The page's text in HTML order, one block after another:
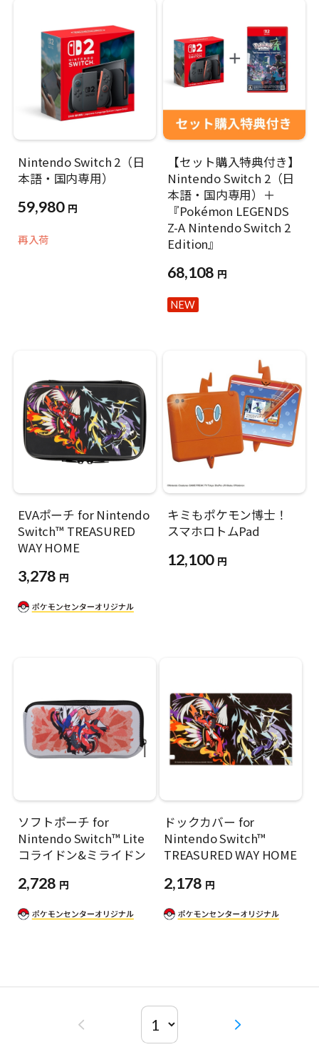
Nintendo Switch 2（日
本語・国内専用）
59,980 円
再入荷
【セット購入特典付き】
Nintendo Switch 2（日
本語・国内専用）＋
『Pokémon LEGENDS
Z-A Nintendo Switch 2
Edition』
68,108 円
NEW
EVAポーチ for Nintendo
Switch™ TREASURED
WAY HOME
3,278 円
キミもポケモン博士！
スマホロトムPad
12,100 円
ソフトポーチ for
Nintendo Switch™ Lite
コライドン&ミライドン
2,728 円
ドックカバー for
Nintendo Switch™
TREASURED WAY HOME
2,178 円